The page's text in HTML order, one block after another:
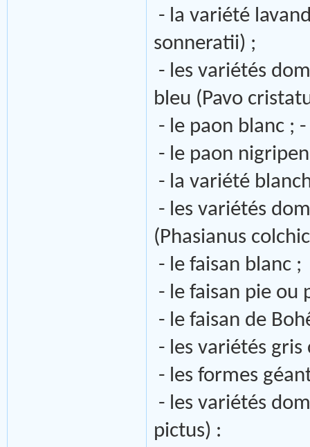
- la variété
sonneratii) ;
- les variétés
bleu (Pavo
- le paon blanc ;
- le paon
- la variété
- les variétés
(Phasianus
- le faisan blanc ;
- le faisan pie ou
- le faisan de
- les variétés
- les formes
- les variétés
pictus) :